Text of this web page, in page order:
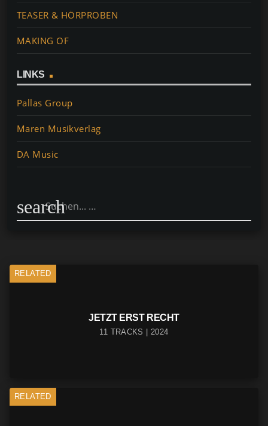
TEASER & HÖRPROBEN
MAKING OF
LINKS
Pallas Group
Maren Musikverlag
DA Music
search
RELATED
JETZT ERST RECHT
11 TRACKS | 2024
RELATED